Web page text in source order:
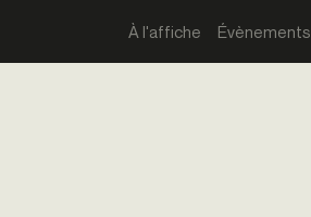
À l'affiche Évènements